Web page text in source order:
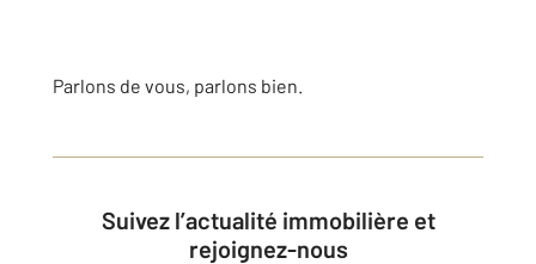
Parlons de vous, parlons bien.
Suivez l’actualité immobilière et
rejoignez-nous